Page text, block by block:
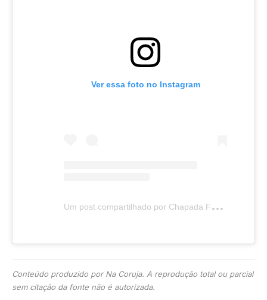
Ver essa foto no Instagram
U
m post compartilhado por Chapada Futebol Clube (@chapadafutebolclube_)
Conteúdo produzido por Na Coruja. A reprodução total ou parcial
sem citação da fonte não é autorizada.